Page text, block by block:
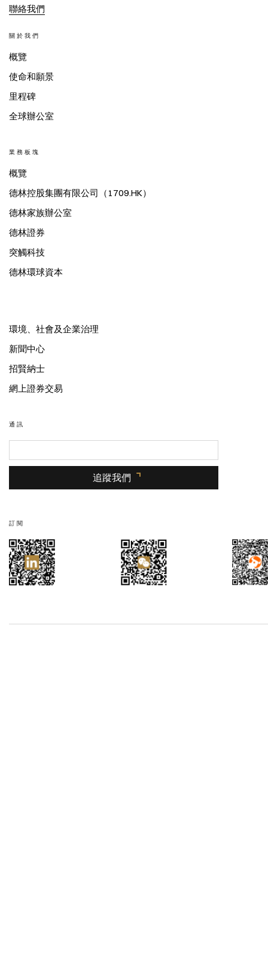
聯絡我們
關於我們
概覽
使命和願景
里程碑
全球辦公室
業務板塊
概覽
德林控股集團有限公司（1709.HK）
德林家族辦公室
德林證券
突觸科技
德林環球資本
環境、社會及企業治理
新聞中心
招賢納士
網上證券交易
通訊
追蹤我們
訂閱